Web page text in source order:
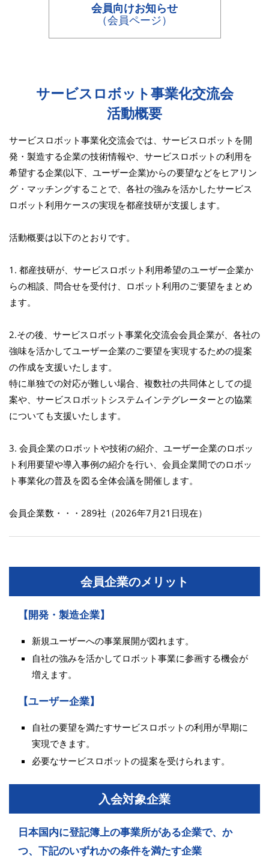
会員向けお知らせ
（会員ページ）
サービスロボット事業化交流会
活動概要
サービスロボット事業化交流会では、サービスロボットを開
発・製造する企業の技術情報や、サービスロボットの利用を
希望する企業(以下、ユーザー企業)からの要望などを ヒアリン
グ・マッチングすることで、各社の強みを活かしたサービス
ロボット利用ケースの実現を都産技研が支援します。
活動概要は以下のとおりです。
1. 都産技研が、サービスロボット利用希望のユーザー企業か
らの相談、問合せを受付け、ロボット利用のご要望をまとめ
ます。
2.その後、サービスロボット事業化交流会会員企業が、各社の
強味を活かしてユーザー企業のご要望を実現するための提案
の作成を支援いたします。
特に単独での対応が難しい場合、複数社の共同体としての提
案や、サービスロボットシステムインテグレーターとの協業
についても支援いたします。
3. 会員企業のロボットや技術の紹介、ユーザー企業のロボッ
ト利用要望や導入事例の紹介を行い、会員企業間でのロボッ
ト事業化の普及を図る全体会議を開催します。
会員企業数・・・289社（2026年7月21日現在）
会員企業のメリット
【開発・製造企業】
新規ユーザーへの事業展開が図れます。
自社の強みを活かしてロボット事業に参画する機会が
増えます。
【ユーザー企業】
自社の要望を満たすサービスロボットの利用が早期に
実現できます。
必要なサービスロボットの提案を受けられます。
入会対象企業
日本国内に登記簿上の事業所がある企業で、か
つ、下記のいずれかの条件を満たす企業